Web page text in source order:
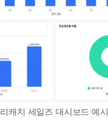
리캐치 세일즈 대시보드 예시